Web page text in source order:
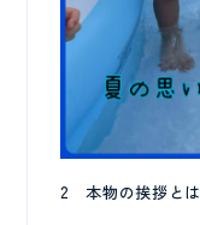
2 本物の挨拶とは